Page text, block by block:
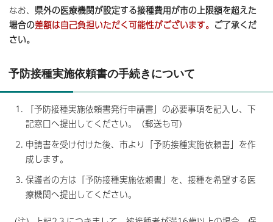
なお、 県外の医療機関が設定する接種費用が市の上限額を超えた
場合の差額は自己負担いただく可能性がございます。 ご了承くだ
さい。
予防接種実施依頼書の手続きについて
「予防接種実施依頼書発行申請書」の必要事項を記入し、下
記窓口へ提出してください。（郵送も可）
申請書を受け付けた後、市より「予防接種実施依頼書」を作
成します。
保護者の方は「予防接種実施依頼書」を、接種を希望する医
療機関へ提出してください。